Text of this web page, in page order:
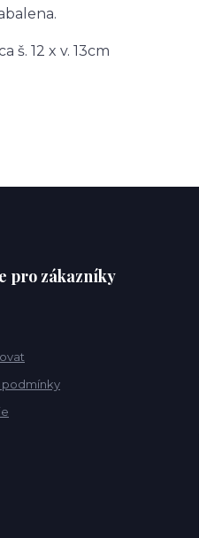
š. 12 x v. 13cm
pro zákazníky